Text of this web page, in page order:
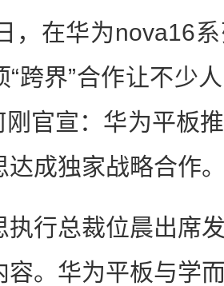
在华为nova16系
“跨界”合作让不少
刚官宣：华为平板
达成独家战略合作
总裁位晨出席发
容。华为平板与学